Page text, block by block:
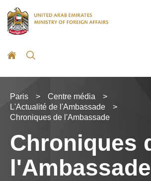
Paris > Centre média
>
L'Actualité de l'Ambassade
>
Chroniques de l'Ambassade
Chroniques
l'Ambassade